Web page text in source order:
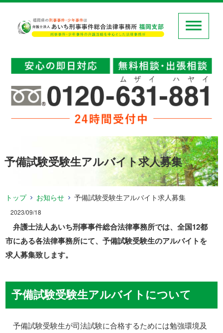
予備試験受験生アルバイト求人募集
トップ お知らせ 予備試験受験生アルバイト求人募集
2023/09/18
弁護士法人あいち刑事事件総合法律事務所では、全国12都
市にある各法律事務所にて、予備試験受験生のアルバイトを
求人募集致します。
予備試験受験生アルバイトについて
予備試験受験生が司法試験に合格するためには勉強環境及